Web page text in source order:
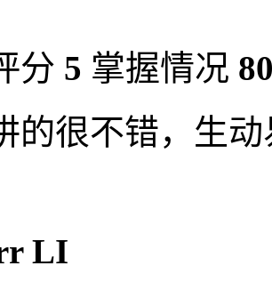
分 5 掌握情况
的很不错，生
LI